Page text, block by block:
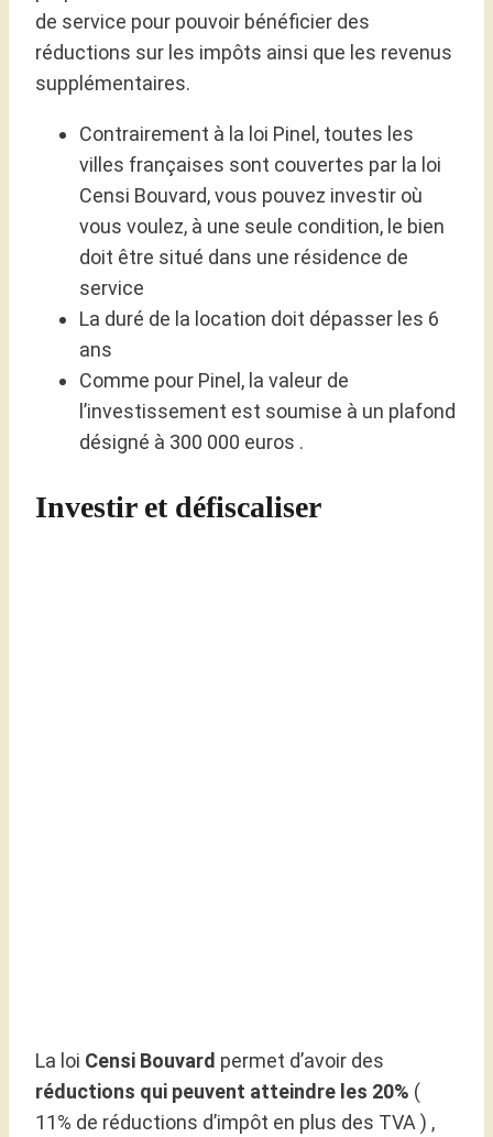
de service pour pouvoir bénéficier des
réductions sur les impôts ainsi que les revenus
supplémentaires.
Contrairement à la loi Pinel, toutes les
villes françaises sont couvertes par la loi
Censi Bouvard, vous pouvez investir où
vous voulez, à une seule condition, le bien
doit être situé dans une résidence de
service
La duré de la location doit dépasser les 6
ans
Comme pour Pinel, la valeur de
l’investissement est soumise à un plafond
désigné à 300 000 euros .
Investir et défiscaliser
La loi Censi Bouvard permet d’avoir des
réductions qui peuvent atteindre les 20% (
11% de réductions d’impôt en plus des TVA ) ,